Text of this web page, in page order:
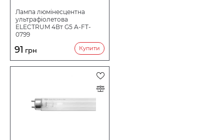
Лампа люмінесцентна
ультрафіолетова
ELECTRUM 4Вт G5 A-FT-
0799
91 грн Купити